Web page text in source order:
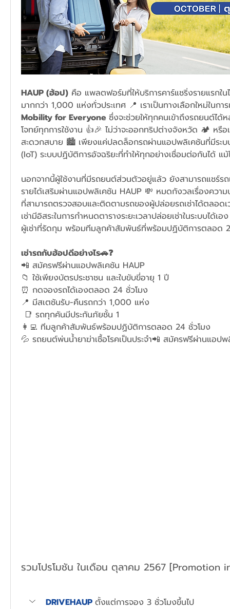
HAUP (ฮ้อป) คือ แพลตฟอร์มที่ให้บริการคาร์แชริ่งรายแรกใ
มากกว่า 1,000 แห่งทั่วประเทศ 📍 เราเป็นทางเลือกใหม่ในก
Mobility for Everyone ซึ่งจะช่วยให้ทุกคนเข้าถึงรถยนต์ได้
โจทย์ทุกการใช้งาน 👍🎉 ไม่ว่าจะออกทริปต่างจังหวัด 🏕 หรือ
สะดวกสบาย 🏙 เพียงแค่ปลดล็อกรถผ่านแอปพลิเคชันที่มีระ
(IoT) ระบบปฏิบัติการอัจฉริยะที่ทำให้ทุกอย่างเชื่อมต่อกันได้ แ
นอกจากนี้ผู้ใช้งานที่มีรถยนต์ส่วนตัวอยู่แล้ว ยังสามารถแชร์รถ
รายได้เสริมผ่านแอปพลิเคชัน HAUP 💸 หมดกังวลเรื่องควา
ที่สามารถตรวจสอบและติดตามรถของผู้ปล่อยรถเช่าได้ตลอด
เช่ามีอิสระในการกำหนดตารางระยะเวลาปล่อยเช่าในระบบได้
ผู้เช่าที่รัดกุม พร้อมทีมลูกค้าสัมพันธ์ที่พร้อมปฏิบัติการตลอด
เช่ารถกับฮ้อปดีอย่างไร🚗❓
📲 สมัครฟรีผ่านแอปพลิเคชัน HAUP
📁 ใช้เพียงบัตรประชาชน และใบขับขี่อายุ 1 ปี
⏰ กดจองรถได้เองตลอด 24 ชั่วโมง
📍 มีสเตชันรับ-คืนรถกว่า 1,000 แห่ง
📑 รถทุกคันมีประกันภัยชั้น 1
👩‍💻 ทีมลูกค้าสัมพันธ์พร้อมปฏิบัติการตลอด 24 ชั่วโมง
💦 รถยนต์พ่นน้ำยาฆ่าเชื้อโรคเป็นประจำ📲 สมัครฟรีผ่านแอป
รวมโปรโมชัน ในเดือน ตุลาคม 2567 [Promotion
DRIVEHAUP ตั้งแต่การจอง 3 ชั่วโมงขึ้นไป